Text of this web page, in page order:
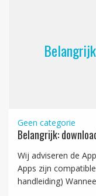
Geen categorie
Belangrijk:
Wij adviseren de
Apps zijn
handleiding)